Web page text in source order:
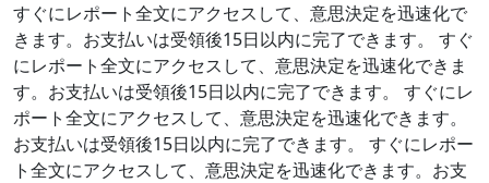
すぐにレポート全文にアクセスして、意思決定を迅速化で
きます。お支払いは受領後15日以内に完了できます。
すぐ
にレポート全文にアクセスして、意思決定を迅速化できま
す。お支払いは受領後15日以内に完了できます。
すぐにレ
ポート全文にアクセスして、意思決定を迅速化できます。
お支払いは受領後15日以内に完了できます。
すぐにレポー
ト全文にアクセスして、意思決定を迅速化できます。お支